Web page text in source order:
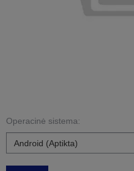
Operacinė sistema: